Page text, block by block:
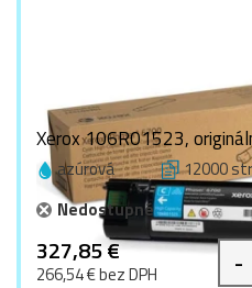
Xerox 106R01523,
azúrová 12000
Nedostupné
327,85 €
266,54 € bez DPH -